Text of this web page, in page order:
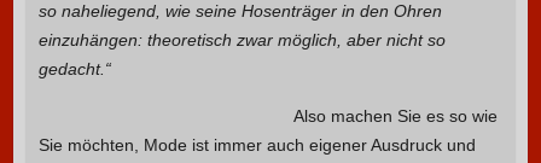
so naheliegend, wie seine Hosenträger in den Ohren
einzuhängen: theoretisch zwar möglich, aber nicht so
gedacht.“
Also machen Sie es so wie
Sie möchten, Mode ist immer auch eigener Ausdruck und